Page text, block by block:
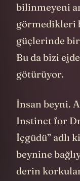
bilinmeyeni
görmedikleri
güçlerinde
Bu da bizi
götürüyor.
İnsan beyni.
Instinct for
İçgüdü” adlı
beynine
derin